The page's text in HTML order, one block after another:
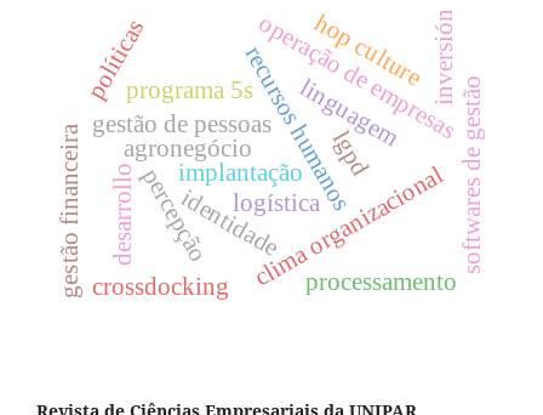
gestão de pessoasrecursos humanos
clima organizacional
linguagem
identidade
operação de empresas
programa 5s
implantação
percepção
hop culture
gestão financeira softwares de gestão
crossdocking
logística
inversión
desarrollo
políticas
agronegócio
processamento
lgpd
Revista de Ciências Empresariais da UNIPAR